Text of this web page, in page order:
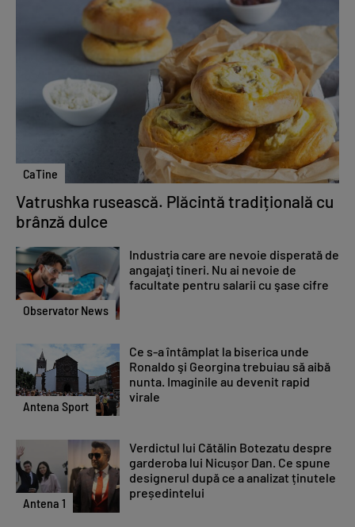
CaTine
Vatrushka rusească. Plăcintă tradițională cu
brânză dulce
Observator News
Industria care are nevoie disperată de
angajaţi tineri. Nu ai nevoie de
facultate pentru salarii cu şase cifre
Antena Sport
Ce s-a întâmplat la biserica unde
Ronaldo şi Georgina trebuiau să aibă
nunta. Imaginile au devenit rapid
virale
Antena 1
Verdictul lui Cătălin Botezatu despre
garderoba lui Nicușor Dan. Ce spune
designerul după ce a analizat ținutele
președintelui